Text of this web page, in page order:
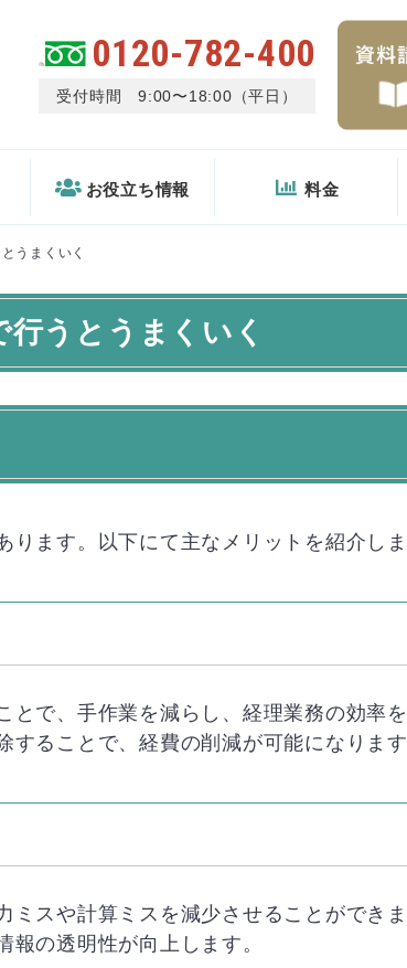
0120-782-400
受付時間 9:00〜18:00（平日）
お役立ち情報 料金
うまくいく
うとうまくいく
ます。以下にて主なメリットを紹介しま
で、手作業を減らし、経理業務の効率
ることで、経費の削減が可能になります
スや計算ミスを減少させることができ
の透明性が向上します。